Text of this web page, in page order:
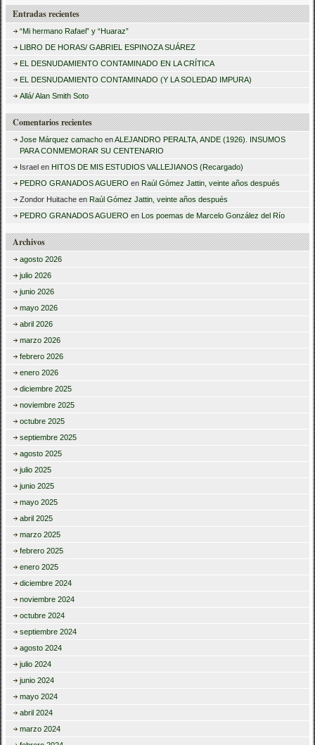
s
r
Entradas recientes
“Mi hermano Rafael” y “Huaraz”
LIBRO DE HORAS/ GABRIEL ESPINOZA SUÁREZ
EL DESNUDAMIENTO CONTAMINADO EN LA CRÍTICA
EL DESNUDAMIENTO CONTAMINADO (Y LA SOLEDAD IMPURA)
Allá/ Alan Smith Soto
Comentarios recientes
Jose Márquez camacho enALEJANDRO PERALTA, ANDE (1926). INSUMOS
PARA CONMEMORAR SU CENTENARIO
Israel en HITOS DE MIS ESTUDIOS VALLEJIANOS (Recargado)
PEDRO GRANADOS AGUERO en Raúl Gómez Jattin, veinte años después
Zondor Huitache en Raúl Gómez Jattin, veinte años después
PEDRO GRANADOS AGUERO en Los poemas de Marcelo González del Río
Archivos
agosto 2026
julio 2026
junio 2026
mayo 2026
abril 2026
marzo 2026
febrero 2026
enero 2026
diciembre 2025
noviembre 2025
octubre 2025
septiembre 2025
agosto 2025
julio 2025
junio 2025
mayo 2025
abril 2025
marzo 2025
febrero 2025
enero 2025
diciembre 2024
noviembre 2024
octubre 2024
septiembre 2024
agosto 2024
julio 2024
junio 2024
mayo 2024
abril 2024
marzo 2024